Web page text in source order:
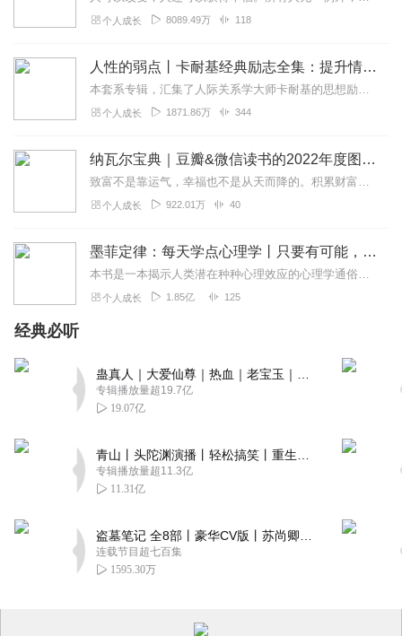
个人成长 8089.49万 118
人性的弱点丨卡耐基经典励志全集：提升情商和沟通技巧
本套系专辑，汇集了人际关系学大师卡耐基的思想励志精华，收录《人性的弱点》《人性的优点》《语言的突破》《美好的人生》《快乐的人生》等所有经典！是卡耐基的经典合辑，...
个人成长 1871.86万 344
纳瓦尔宝典｜豆瓣&微信读书的2022年度图书|从白手起家到财务自由
致富不是靠运气，幸福也不是从天而降的。积累财富和幸福生活是我们可以学习的技能。这本书收集整理了硅谷投资人纳瓦尔在过去十年里通过推特、播客和采访等方式分享的人生智...
个人成长 922.01万 40
墨菲定律：每天学点心理学丨只要有可能，就一定会发生
本书是一本揭示人类潜在种种心理效应的心理学通俗读物，其中最有代表性的即“墨菲定律”。与此同时，从自我认知、经济管理等方面入手，作者引出了数十条对现代人工作和生活...
个人成长 1.85亿 125
经典必听
专辑播放量超19.7亿
19.07亿
专辑播放量超11.3亿
11.31亿
连载节目超七百集
1595.30万